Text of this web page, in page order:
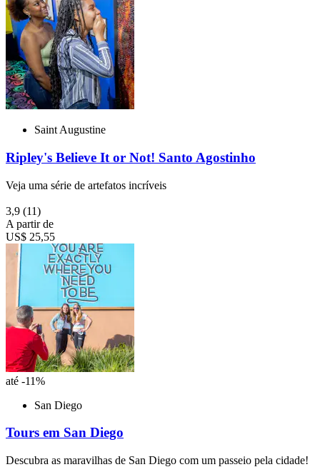
Saint Augustine
Ripley's Believe It or Not! Santo Agostinho
Veja uma série de artefatos incríveis
3,9 (11)
A partir de
US$ 25,55
até -11%
San Diego
Tours em San Diego
Descubra as maravilhas de San Diego com um passeio pela cidade!